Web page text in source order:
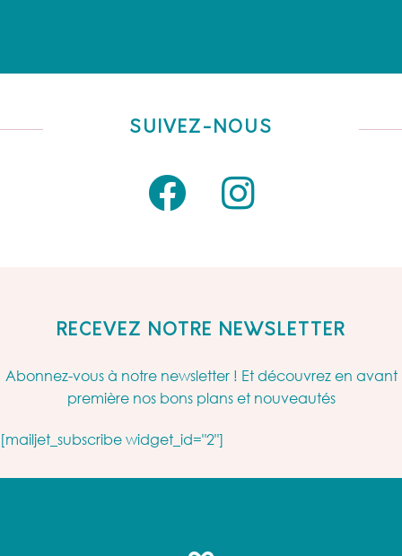
SUIVEZ-NOUS
RECEVEZ NOTRE NEWSLETTER
Abonnez-vous à notre newsletter ! Et découvrez en avant
première nos bons plans et nouveautés
[mailjet_subscribe widget_id="2"]